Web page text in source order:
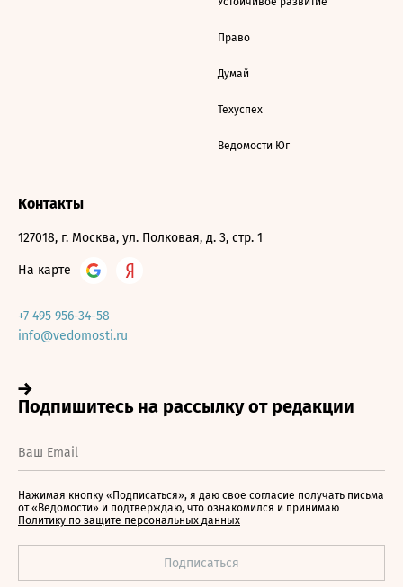
Право
Думай
Техуспех
Ведомости Юг
Контакты
127018, г. Москва, ул. Полковая, д. 3, стр. 1
На карте
+7 495 956-34-58
info@vedomosti.ru
Нажимая кнопку «Подписаться», я даю свое согласие получать письма
от «Ведомости» и подтверждаю, что ознакомился и принимаю
Политику по защите персональных данных